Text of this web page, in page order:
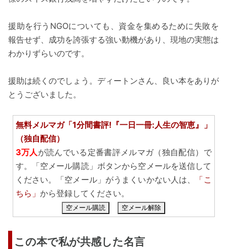
援助を行うNGOについても、資金を集めるために失敗を
報告せず、成功を誇張する強い動機があり、現地の実態は
わかりずらいのです。
援助は続くのでしょう。ディートンさん、良い本をありが
とうございました。
無料メルマガ「1分間書評!『一日一冊:人生の智恵』」
（独自配信）
3万人が読んでいる定番書評メルマガ（独自配信）で
す。「空メール購読」ボタンから空メールを送信して
ください。「空メール」がうまくいかない人は、
「こ
ちら」 から登録してください。
空メール購読 空メール解除
この本で私が共感した名言